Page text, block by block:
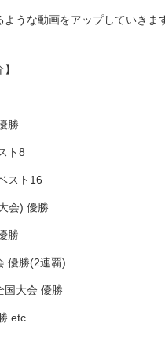
ような動画をアップしていきま
勝
ト8
スト16
会) 優勝
勝
優勝(2連覇)
国大会 優勝
etc…